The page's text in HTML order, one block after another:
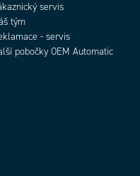
servis
tým
- servis
pobočky OEM Automatic